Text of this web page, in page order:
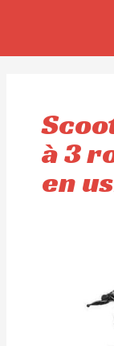
à 3
en